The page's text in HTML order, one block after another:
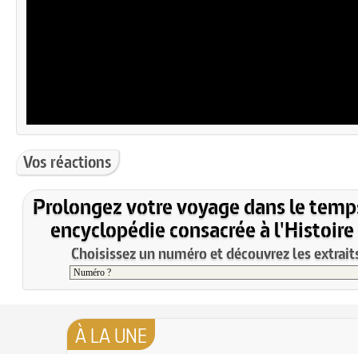
Vos réactions
Prolongez votre voyage dans le
encyclopédie consacrée à l'Histoire
Choisissez un numéro et découvrez les
À LA UNE